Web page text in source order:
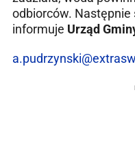
odbiorców. Następnie
informuje Urząd